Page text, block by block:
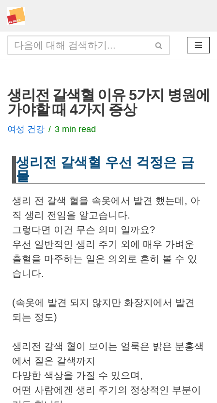
콘
텐
츠
너
뛰
기
생리전 갈색혈 이유 5가지 병원에
가야할 때 4가지 증상
여성 건강 3 min read
생리전 갈색혈 우선 걱정은 금
물
생리 전 갈색 혈을 속옷에서 발견 했는데, 아
직 생리 전임을 알고습니다.
그렇다면 이건 무슨 의미 일까요?
우선 일반적인 생리 주기 외에 매우 가벼운
출혈을 마주하는 일은 의외로 흔히 볼 수 있
습니다.
(속옷에 발견 되지 않지만 화장지에서 발견
되는 정도)
생리전 갈색 혈이 보이는 얼룩은 밝은 분홍색
에서 짙은 갈색까지
다양한 색상을 가질 수 있으며,
어떤 사람에겐 생리 주기의 정상적인 부분이